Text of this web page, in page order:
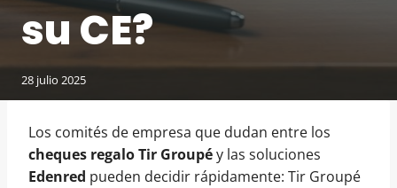
su CE?
28 julio 2025
Los comités de empresa que dudan entre los
cheques regalo Tir Groupéy las soluciones
Edenred pueden decidir rápidamente: Tir Groupé